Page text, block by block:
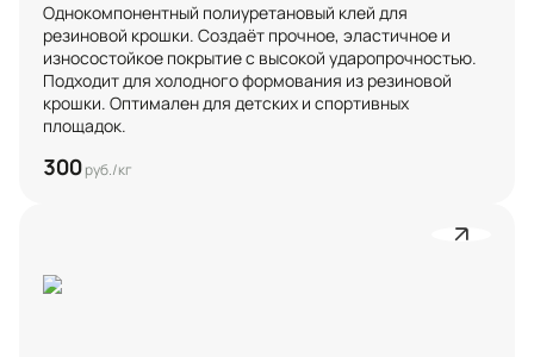
Однокомпонентный полиуретановый клей для
резиновой крошки. Создаёт прочное, эластичное и
износостойкое покрытие с высокой ударопрочностью.
Подходит для холодного формования из резиновой
крошки. Оптимален для детских и спортивных
площадок.
300руб./кг